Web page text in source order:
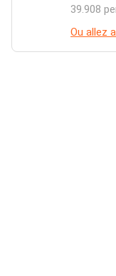
39.908
Ou allez